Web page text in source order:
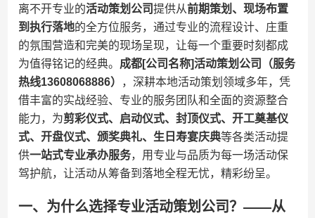
离不开专业的​​活动策划公司​​提供从​​前期策划、现场布置
到执行落地​​的全方位服务，通过专业的流程设计、庄重
的氛围营造和完美的现场呈现，让每一个重要时刻都成
为值得铭记的经典。​ ​成都[公司名称]活动策划公司（服务
热线13608068886）​
​，深耕本地活动策划领域多年，凭
借丰富的实战经验、专业的服务团队和全面的资源整合
能力，为​​剪彩仪式、启动仪式、封顶仪式、开工奠基仪
式、开盘仪式、颁奖典礼、生日寿宴庆典​​等各类活动提
供​​一站式专业承办服务​​，用专业与品质为每一场活动保
驾护航，让活动从筹备到落地全程无忧，精彩纷呈。
一、为什么选择专业活动策划公司？——从